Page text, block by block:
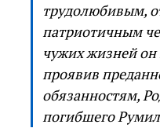
трудолюбивым,
патриотичным
чужих жизней он
проявив
обязанностям,
погибшего